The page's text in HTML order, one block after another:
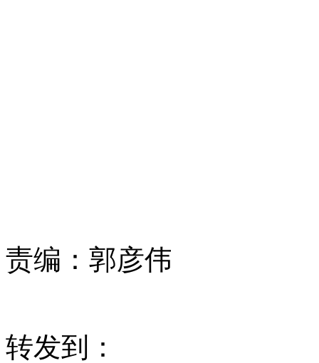
责编： 郭彦伟
转发到：